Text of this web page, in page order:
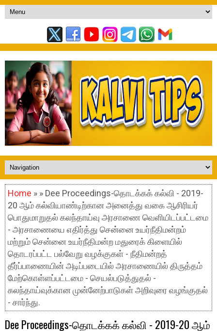
Home » » Dee Proceedings-தொடக்கக் கல்வி - 2019-
20 ஆம் கல்வியாண்டிற்கான அனைத்து வகை ஆசிரியர்
பொதுமாறுதல் கலந்தாய்வு அரசாணை வெளியிடப்பட்டமை
- அரசாணையை எதிர்த்து சென்னை உயர்நீதிமன்றம்
மற்றும் சென்னை உயர்நீதிமன்ற மதுரைக் கிளையில்
தொடரப்பட்ட பல்வேறு வழக்குகள் - நீதிமன்றத்
தீர்ப்பாணையின் அடிப்படையில் அரசாணையில் திருத்தம்
மேற்கொள்ளப்பட்டமை - செயல்படுத்துதல் -
கலந்தாய்வுக்கான முன்னேற்பாடுகள் அறிவுரை வழங்குதல்
- சார்ந்து.
Dee Proceedings-தொடக்கக் கல்வி - 2019-20 ஆம்